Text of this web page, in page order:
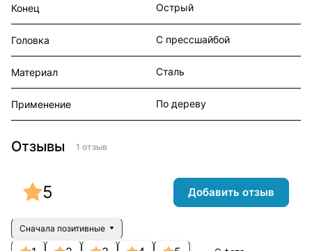
Конец Острый
Головка С прессшайбой
Материал Сталь
Применение По дереву
Отзывы 1 отзыв
Сначала позитивные
5 Добавить отзыв